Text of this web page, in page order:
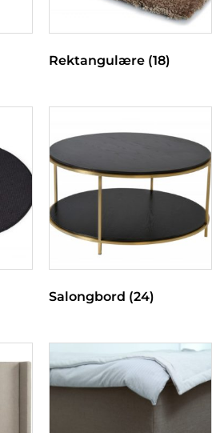
Rektangulære (18)
Salongbord (24)